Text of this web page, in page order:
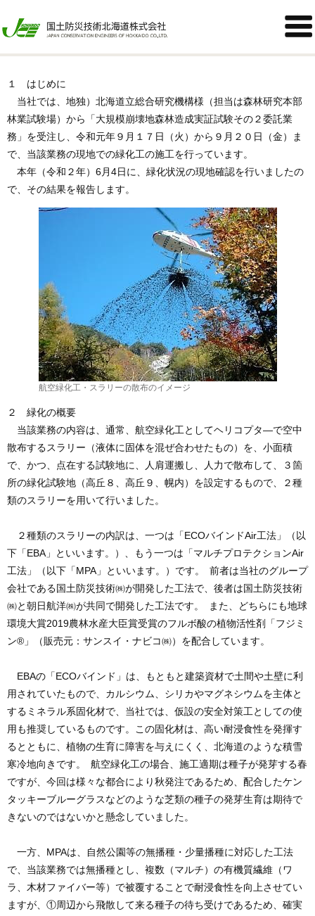

胆振東部地震に起因した崩壊地での緑化試験による緑化状況
１ はじめに
当社では、地独）北海道立総合研究機構様（担当は森林研究本部
林業試験場）から「大規模崩壊地森林造成実証試験その２委託業
務」を受注し、令和元年９月１７日（火）から９月２０日（金）ま
で、当該業務の現地での緑化工の施工を行っています。
本年（令和２年）6月4日に、緑化状況の現地確認を行いましたの
で、その結果を報告します。
航空緑化工・スラリーの散布のイメージ
２ 緑化の概要
当該業務の内容は、通常、航空緑化工としてヘリコプタ―で空中
散布するスラリー（液体に固体を混ぜ合わせたもの）を、小面積
で、かつ、点在する試験地に、人肩運搬し、人力で散布して、３箇
所の緑化試験地（高丘８、高丘９、幌内）を設定するもので、２種
類のスラリーを用いて行いました。
２種類のスラリーの内訳は、一つは「ECOバインドAir工法」（以
下「EBA」といいます。）、もう一つは「マルチプロテクションAir
工法」（以下「MPA」といいます。）です。 前者は当社のグループ
会社である国土防災技術㈱が開発した工法で、後者は国土防災技術
㈱と朝日航洋㈱が共同で開発した工法です。 また、どちらにも地球
環境大賞2019農林水産大臣賞受賞のフルボ酸の植物活性剤「フジミ
ン®」（販売元：サンスイ・ナビコ㈱）を配合しています。
EBAの「ECOバインド」は、もともと建築資材で土間や土壁に利
用されていたもので、カルシウム、シリカやマグネシウムを主体と
するミネラル系固化材で、当社では、仮設の安全対策工としての使
用も推奨しているものです。この固化材は、高い耐浸食性を発揮す
るとともに、植物の生育に障害を与えにくく、北海道のような積雪
寒冷地向きです。 航空緑化工の場合、施工適期は種子が発芽する春
ですが、今回は様々な都合により秋発注であるため、配合したケン
タッキーブルーグラスなどのような芝類の種子の発芽生育は期待で
きないのではないかと懸念していました。
一方、MPAは、自然公園等の無播種・少量播種に対応した工法
で、当該業務では無播種とし、複数（マルチ）の有機質繊維（ワ
ラ、木材ファイバー等）で被覆することで耐浸食性を向上させてい
ますが、①周辺から飛散して来る種子の待ち受けであるため、確実